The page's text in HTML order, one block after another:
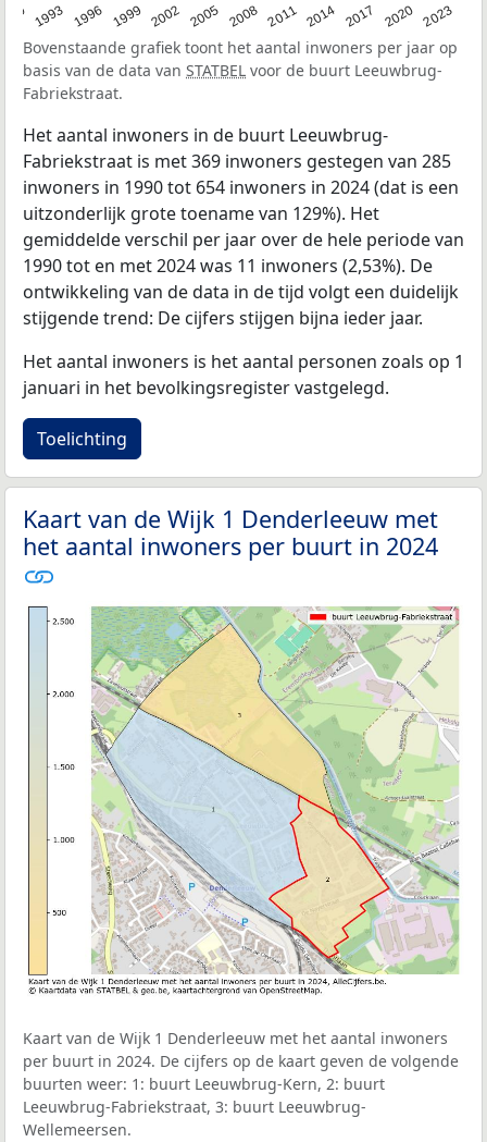
1993 1996 1999 2002 2005 2008 2011 2014 2017 2020 2023
Bovenstaande grafiek toont het aantal inwoners per jaar op
basis van de data van STATBEL voor de buurt Leeuwbrug-
Fabriekstraat.
Het aantal inwoners in de buurt Leeuwbrug-
Fabriekstraat is met 369 inwoners gestegen van 285
inwoners in 1990 tot 654 inwoners in 2024 (dat is een
uitzonderlijk grote toename van 129%). Het
gemiddelde verschil per jaar over de hele periode van
1990 tot en met 2024 was 11 inwoners (2,53%). De
ontwikkeling van de data in de tijd volgt een duidelijk
stijgende trend: De cijfers stijgen bijna ieder jaar.
Het aantal inwoners is het aantal personen zoals op 1
januari in het bevolkingsregister vastgelegd.
Toelichting
Kaart van de Wijk 1 Denderleeuw met
het aantal inwoners per buurt in 2024
Kaart van de Wijk 1 Denderleeuw met het aantal inwoners
per buurt in 2024. De cijfers op de kaart geven de volgende
buurten weer: 1: buurt Leeuwbrug-Kern, 2: buurt
Leeuwbrug-Fabriekstraat, 3: buurt Leeuwbrug-
Wellemeersen.